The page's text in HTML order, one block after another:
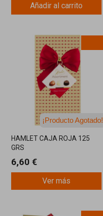
Añadir al carrito
¡Última unidad!
¡Producto Agotado!
HAMLET CAJA ROJA 125
GRS
6,60 €
Ver más